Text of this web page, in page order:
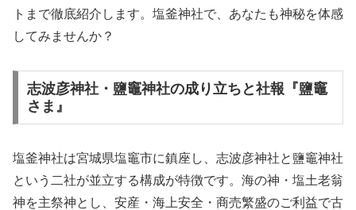
トまで徹底紹介します。塩釜神社で、あなたも神秘を体感
してみませんか？
志波彦神社・鹽竈神社の成り立ちと社報『鹽竈
さま』
塩釜神社は宮城県塩竈市に鎮座し、志波彦神社と鹽竈神社
という二社が並立する構成が特徴です。海の神・塩土老翁
神を主祭神とし、安産・海上安全・商売繁盛のご利益で古